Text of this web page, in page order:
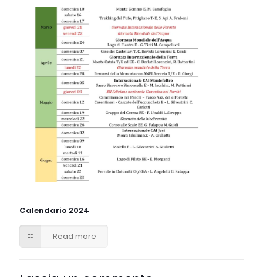
Calendario 2024
Read more